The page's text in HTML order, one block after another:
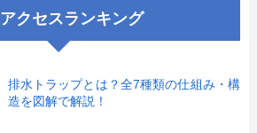
アクセスランキング
排水トラップとは？全7種類の仕組み・構
造を図解で解説！